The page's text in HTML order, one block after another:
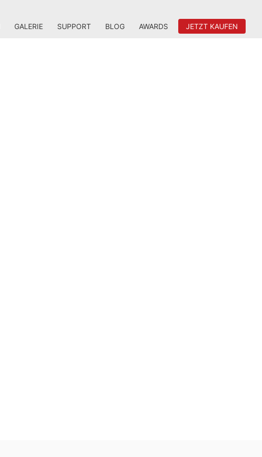
GALERIE SUPPORT BLOG AWARDS JETZT KAUFEN